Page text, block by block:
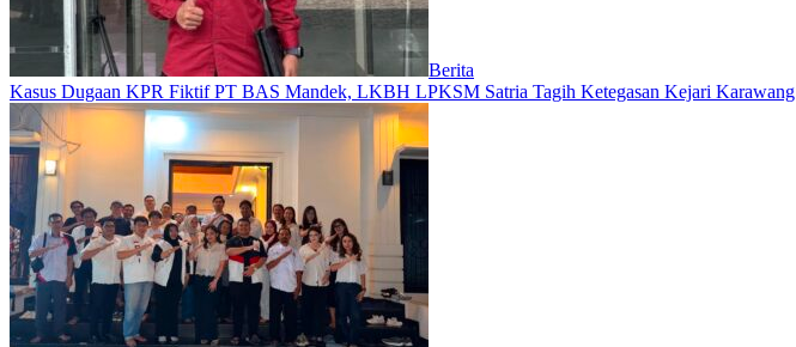
Berita
Kasus Dugaan KPR Fiktif PT BAS Mandek, LKBH LPKSM Satria Tagih Ketegasan Kejari Karawang